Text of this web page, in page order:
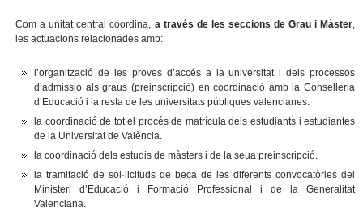
Com a unitat central coordina, a través de les seccions de Grau i Màster,
les actuacions relacionades amb:
l’organització de les proves d’accés a la universitat i dels processos
d’admissió als graus (preinscripció) en coordinació amb la Conselleria
d’Educació i la resta de les universitats públiques valencianes.
la coordinació de tot el procés de matrícula dels estudiants i estudiantes
de la Universitat de València.
la coordinació dels estudis de màsters i de la seua preinscripció.
la tramitació de sol·licituds de beca de les diferents convocatòries del
Ministeri d’Educació i Formació Professional i de la Generalitat
Valenciana.